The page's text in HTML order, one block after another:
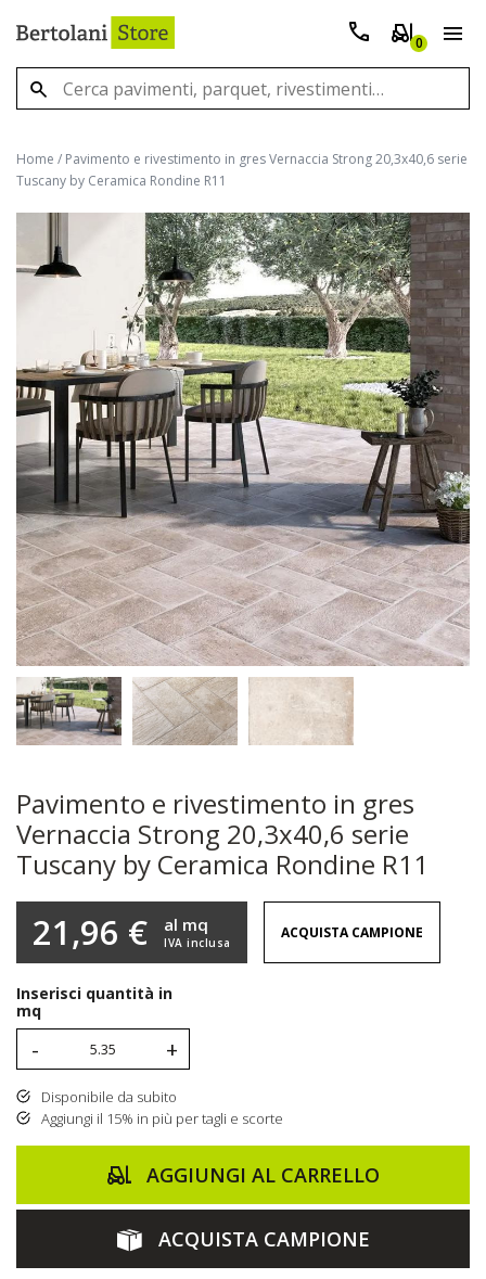
0
Home / Pavimento e rivestimento in gres Vernaccia Strong 20,3x40,6 serie
Tuscany by Ceramica Rondine R11
Pavimento e rivestimento in gres
Vernaccia Strong 20,3x40,6 serie
Tuscany by Ceramica Rondine R11
21,96 € IVA inclusa
al mq ACQUISTA CAMPIONE
Inserisci quantità in
mq
- +
Disponibile da subito
Aggiungi il 15% in più per tagli e scorte
AGGIUNGI AL CARRELLO
ACQUISTA CAMPIONE